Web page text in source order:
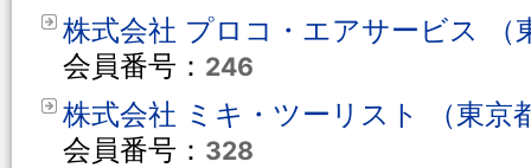
株式会社 プロコ・エアサービス （
会員番号： 246
株式会社 ミキ・ツーリスト （東京
会員番号： 328